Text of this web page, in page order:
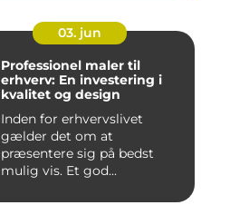
03. jun
Professionel maler til
erhverv: En investering i
kvalitet og design
Inden for erhvervslivet
gælder det om at
præsentere sig på bedst
mulig vis. Et god...